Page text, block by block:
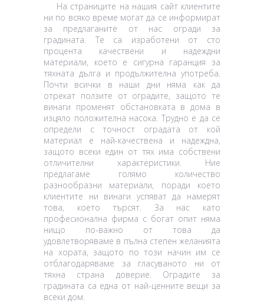
На страниците на нашия сайт клиентите
ни по всяко време могат да се информират
за предлаганите от нас огради за
градината. Те са изработени от сто
процента качествени и надеждни
материали, което е сигурна гаранция за
тяхната дълга и продължителна употреба.
Почти всички в наши дни няма как да
отрекат ползите от оградите, защото те
винаги променят обстановката в дома в
изцяло положителна насока. Трудно е да се
определи с точност оградата от кой
материал е най-качествена и надеждна,
защото всеки един от тях има собствени
отличителни характеристики. Ние
предлагаме голямо количество
разнообразни материали, поради което
клиентите ни винаги успяват да намерят
това, което търсят. За нас като
професионална фирма с богат опит няма
нищо по-важно от това да
удовлетворяваме в пълна степен желанията
на хората, защото по този начин им се
отблагодаряваме за гласуваното ни от
тяхна страна доверие. Оградите за
градината са една от най-ценните вещи за
всеки дом.